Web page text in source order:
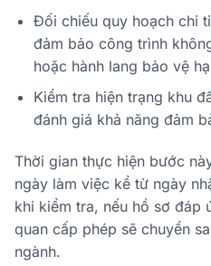
Đối chiếu quy hoạch chi
đảm bảo công trình
hoặc hành lang bảo vệ
Kiểm tra hiện trạng khu
đánh giá khả năng đảm
Thời gian thực hiện bước
ngày làm việc kể từ ngày
khi kiểm tra, nếu hồ sơ đáp
quan cấp phép sẽ chuyển
ngành.